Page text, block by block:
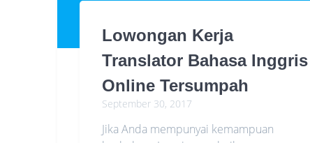
Lowongan Kerja
Translator Bahasa Inggris
Online Tersumpah
September 30, 2017
Jika Anda mempunyai kemampuan